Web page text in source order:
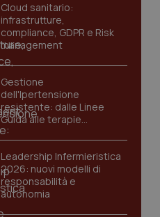
Cloud sanitario:
infrastrutture,
compliance, GDPR e Risk
management
Gestione
dell'Ipertensione
resistente: dalle Linee
Guida alle terapie
innovative
Leadership Infermieristica
2026: nuovi modelli di
responsabilità e
autonomia